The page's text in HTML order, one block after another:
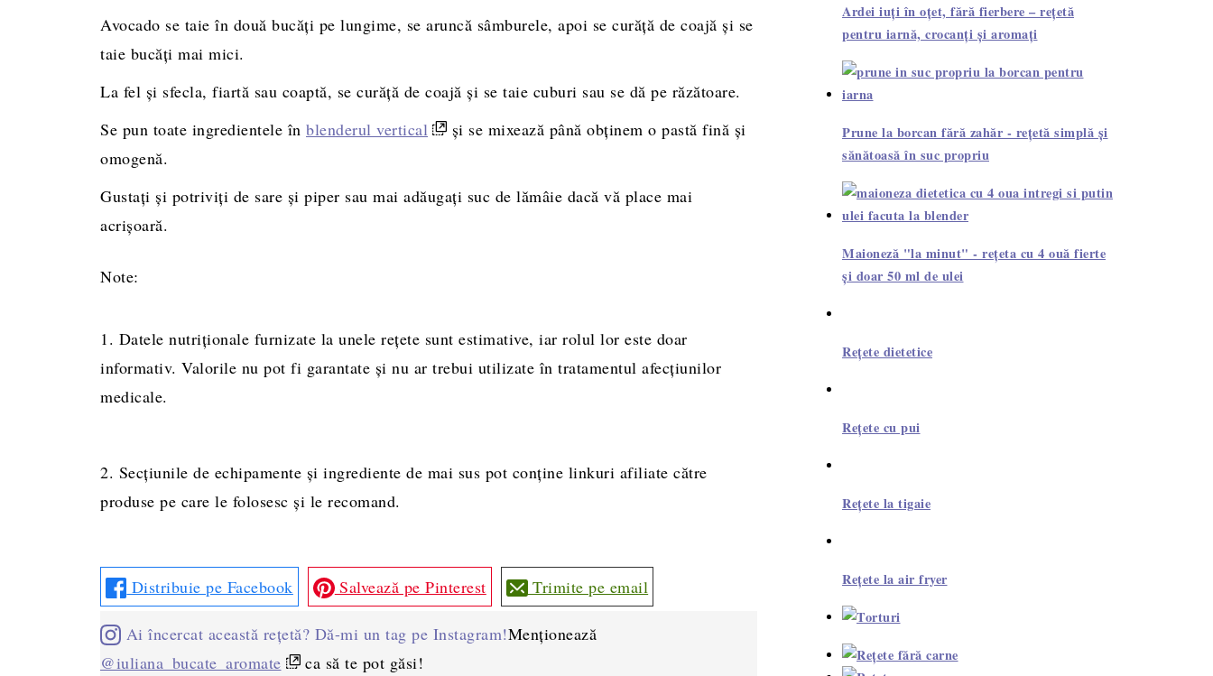
Avocado se taie în două bucăți pe lungime, se aruncă sâmburele, apoi se curăţă de coajă și se
taie bucăți mai mici.
La fel și sfecla, fiartă sau coaptă, se curăţă de coajă și se taie cuburi sau se dă pe răzătoare.
Se pun toate ingredientele în blenderul vertical
și se mixează până obținem o pastă fină și
omogenă.
Gustați și potriviți de sare și piper sau mai adăugați suc de lămâie dacă vă place mai
acrișoară.
Note:
1. Datele nutriționale furnizate la unele rețete sunt estimative, iar rolul lor este doar
informativ. Valorile nu pot fi garantate și nu ar trebui utilizate în tratamentul afecțiunilor
medicale.
2. Secțiunile de echipamente și ingrediente de mai sus pot conține linkuri afiliate către
produse pe care le folosesc și le recomand.
Distribuie pe Facebook Salvează pe Pinterest Trimite pe email
Ai încercat această rețetă? Dă-mi un tag pe Instagram!Menționează
@iuliana_bucate_aromate
ca să te pot găsi!
Ardei iuți în oțet, fără fierbere – rețetă
pentru iarnă, crocanți și aromați
Prune la borcan fără zahăr - rețetă simplă și
sănătoasă în suc propriu
Maioneză "la minut" - rețeta cu 4 ouă fierte
și doar 50 ml de ulei
Rețete dietetice
Rețete cu pui
Rețete la tigaie
Rețete la air fryer